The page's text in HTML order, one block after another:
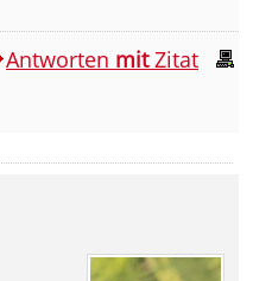
Antworten mitZitat